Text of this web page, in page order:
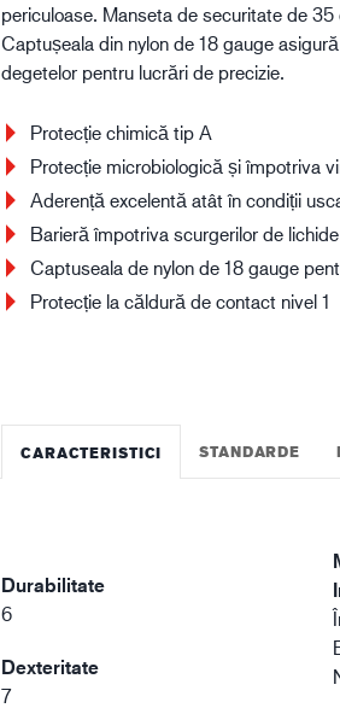
Logistică
periculoase. Manseta de securitate de
Captușeala din nylon de 18 gauge
degetelor pentru lucrări de precizie.
Protecție chimică tip A
Protecție microbiologică și împotriva
Aderență excelentă atât în condiții
Barieră împotriva scurgerilor de
Captuseala de nylon de 18 gauge
Protecție la căldură de contact nivel 1
CARACTERISTICI STANDARDE
Durabilitate
6
Dexteritate
7